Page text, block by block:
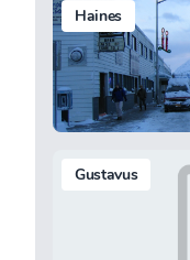
Haines
Gustavus